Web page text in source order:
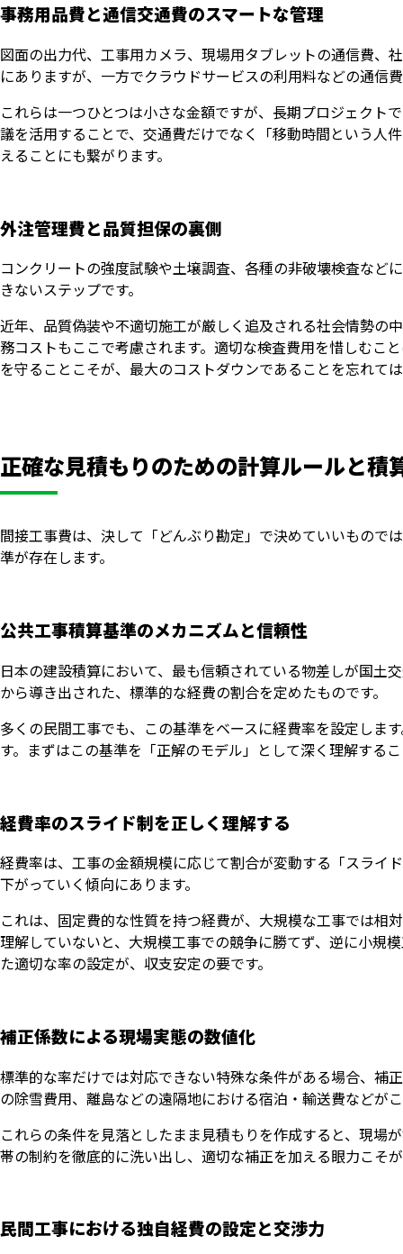
事務用品費と通信交通費のスマートな管理
図面の出力代、工事用カメラ、現場用タブレットの通信費、
にありますが、一方でクラウドサービスの利用料などの通信
これらは一つひとつは小さな金額ですが、長期プロジェクト
議を活用することで、交通費だけでなく「移動時間という人
えることにも繋がります。
外注管理費と品質担保の裏側
コンクリートの強度試験や土壌調査、各種の非破壊検査など
きないステップです。
近年、品質偽装や不適切施工が厳しく追及される社会情勢の
務コストもここで考慮されます。適切な検査費用を惜しむこ
を守ることこそが、最大のコストダウンであることを忘れて
正確な見積もりのための計算ルールと積
間接工事費は、決して「どんぶり勘定」で決めていいもので
準が存在します。
公共工事積算基準のメカニズムと信頼性
日本の建設積算において、最も信頼されている物差しが国土
から導き出された、標準的な経費の割合を定めたものです。
多くの民間工事でも、この基準をベースに経費率を設定しま
す。まずはこの基準を「正解のモデル」として深く理解する
経費率のスライド制を正しく理解する
経費率は、工事の金額規模に応じて割合が変動する「スライ
下がっていく傾向にあります。
これは、固定費的な性質を持つ経費が、大規模な工事では相
理解していないと、大規模工事での競争に勝てず、逆に小規
た適切な率の設定が、収支安定の要です。
補正係数による現場実態の数値化
標準的な率だけでは対応できない特殊な条件がある場合、補
の除雪費用、離島などの遠隔地における宿泊・輸送費などが
これらの条件を見落としたまま見積もりを作成すると、現場
帯の制約を徹底的に洗い出し、適切な補正を加える眼力こそ
民間工事における独自経費の設定と交渉力